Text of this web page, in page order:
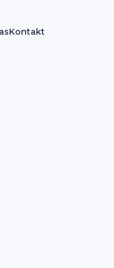
Kontakt